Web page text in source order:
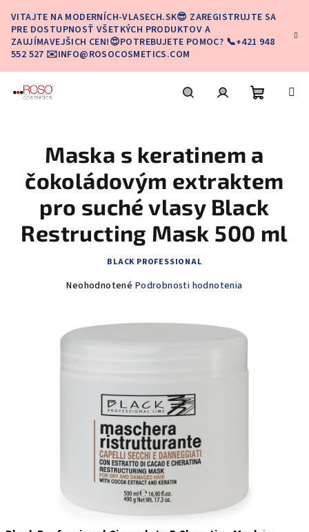
obsah
VITAJTE NA MODERNÍCH-VLASECH.SK😎 ZAREGISTRUJTE SA
PRE DOSTUPNOSŤ VŠETKÝCH PRODUKTOV A
ZAUJÍMAVEJŠICH CEN!😍POTREBUJETE POMOC? 📞+421 948
552 527 ✉️INFO@ROSOCOSMETICS.COM
košík
Maska s keratinem a
čokoládovým extraktem
pro suché vlasy Black
Restructing Mask 500 ml
BLACK PROFESSIONAL
Priemerné
je
Neohodnotené Podrobnosti hodnotenia